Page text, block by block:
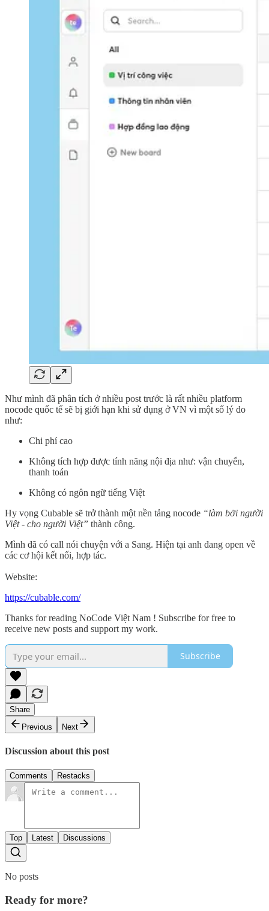
Như mình đã phân tích ở nhiều post trước là rất nhiều platform
nocode quốc tế sẽ bị giới hạn khi sử dụng ở VN vì một số lý do
như:
Chi phí cao
Không tích hợp được tính năng nội địa như: vận chuyển,
thanh toán
Không có ngôn ngữ tiếng Việt
Hy vọng Cubable sẽ trở thành một nền tảng nocode “làm bởi người
Việt - cho người Việt” thành công.
Mình đã có call nói chuyện với a Sang. Hiện tại anh đang open về
các cơ hội kết nối, hợp tác.
Website:
https://cubable.com/
Thanks for reading NoCode Việt Nam ! Subscribe for free to
receive new posts and support my work.
Subscribe
Share
Previous
Next
Discussion about this post
Comments Restacks
Top Latest Discussions
No posts
Ready for more?